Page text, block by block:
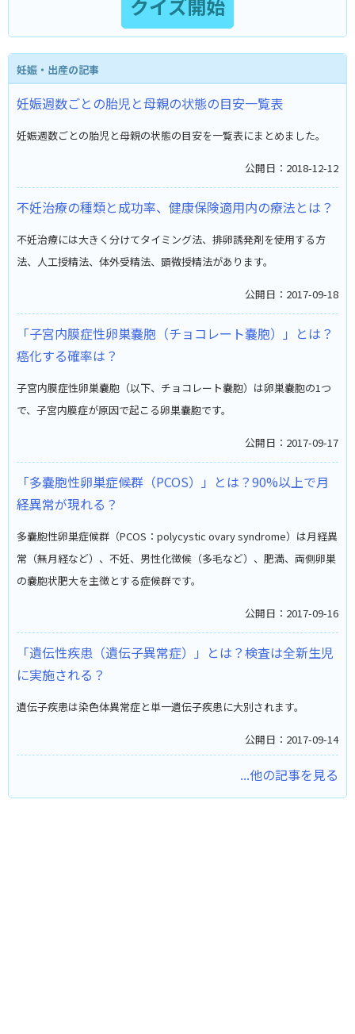
妊娠・出産の記事
妊娠週数ごとの胎児と母親の状態の目安一覧表
妊娠週数ごとの胎児と母親の状態の目安を一覧表にまとめました。
公開日：2018-12-12
不妊治療の種類と成功率、健康保険適用内の療法とは？
不妊治療には大きく分けてタイミング法、排卵誘発剤を使用する方
法、人工授精法、体外受精法、顕微授精法があります。
公開日：2017-09-18
「子宮内膜症性卵巣嚢胞（チョコレート嚢胞）」とは？
癌化する確率は？
子宮内膜症性卵巣嚢胞（以下、チョコレート嚢胞）は卵巣嚢胞の1つ
で、子宮内膜症が原因で起こる卵巣嚢胞です。
公開日：2017-09-17
「多嚢胞性卵巣症候群（PCOS）」とは？90%以上で月
経異常が現れる？
多嚢胞性卵巣症候群（PCOS：polycystic ovary syndrome）は月経異
常（無月経など）、不妊、男性化徴候（多毛など）、肥満、両側卵巣
の嚢胞状肥大を主徴とする症候群です。
公開日：2017-09-16
「遺伝性疾患（遺伝子異常症）」とは？検査は全新生児
に実施される？
遺伝子疾患は染色体異常症と単一遺伝子疾患に大別されます。
公開日：2017-09-14
...他の記事を見る